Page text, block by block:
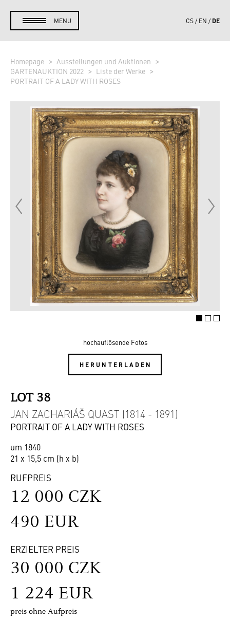
MENU CS EN DE
Homepage
Ausstellungen und Auktionen
GARTENAUKTION 2022
Liste der Werke
PORTRAIT OF A LADY WITH ROSES
hochauflösende Fotos
HERUNTERLADEN
LOT 38
JAN ZACHARIÁŠ QUAST (1814 - 1891)
PORTRAIT OF A LADY WITH ROSES
um 1840
21 x 15,5 cm (h x b)
RUFPREIS
12 000 CZK
490 EUR
ERZIELTER PREIS
30 000 CZK
1 224 EUR
preis ohne Aufpreis